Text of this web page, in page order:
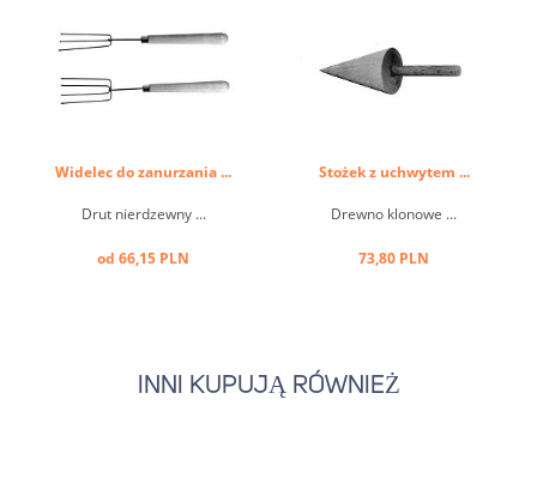
Widelec do zanurzania ...
Drut nierdzewny ...
od 66,15 PLN
Stożek z uchwytem ...
Drewno klonowe ...
73,80 PLN
INNI KUPUJĄ RÓWNIEŻ